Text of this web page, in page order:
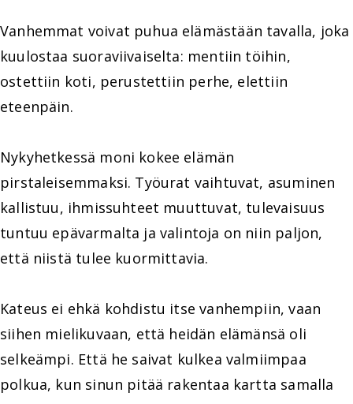
Vanhemmat voivat puhua elämästään tavalla, joka
kuulostaa suoraviivaiselta: mentiin töihin,
ostettiin koti, perustettiin perhe, elettiin
eteenpäin.
Nykyhetkessä moni kokee elämän
pirstaleisemmaksi. Työurat vaihtuvat, asuminen
kallistuu, ihmissuhteet muuttuvat, tulevaisuus
tuntuu epävarmalta ja valintoja on niin paljon,
että niistä tulee kuormittavia.
Kateus ei ehkä kohdistu itse vanhempiin, vaan
siihen mielikuvaan, että heidän elämänsä oli
selkeämpi. Että he saivat kulkea valmiimpaa
polkua, kun sinun pitää rakentaa kartta samalla